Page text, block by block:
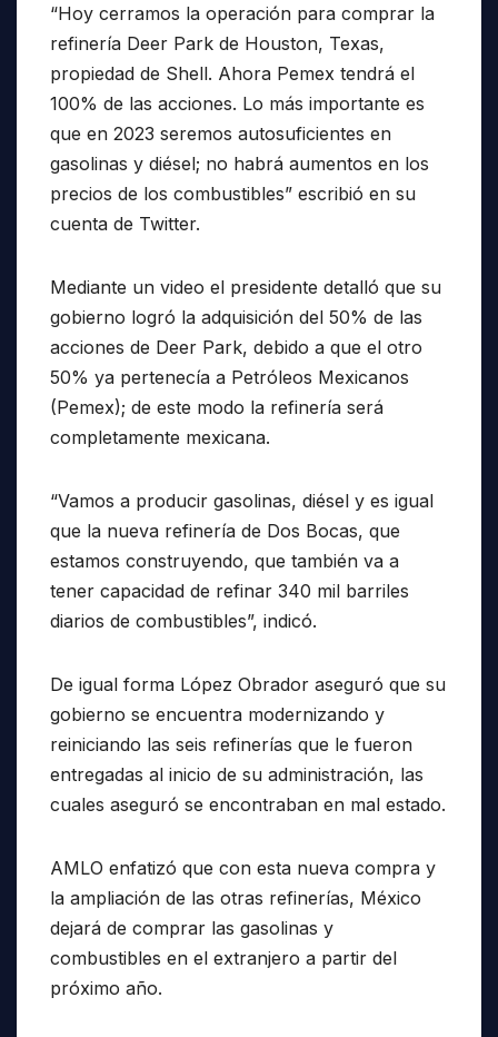
“Hoy cerramos la operación para comprar la
refinería Deer Park de Houston, Texas,
propiedad de Shell. Ahora Pemex tendrá el
100% de las acciones. Lo más importante es
que en 2023 seremos autosuficientes en
gasolinas y diésel; no habrá aumentos en los
precios de los combustibles” escribió en su
cuenta de Twitter.
Mediante un video el presidente detalló que su
gobierno logró la adquisición del 50% de las
acciones de Deer Park, debido a que el otro
50% ya pertenecía a Petróleos Mexicanos
(Pemex); de este modo la refinería será
completamente mexicana.
“Vamos a producir gasolinas, diésel y es igual
que la nueva refinería de Dos Bocas, que
estamos construyendo, que también va a
tener capacidad de refinar 340 mil barriles
diarios de combustibles”, indicó.
De igual forma López Obrador aseguró que su
gobierno se encuentra modernizando y
reiniciando las seis refinerías que le fueron
entregadas al inicio de su administración, las
cuales aseguró se encontraban en mal estado.
AMLO enfatizó que con esta nueva compra y
la ampliación de las otras refinerías, México
dejará de comprar las gasolinas y
combustibles en el extranjero a partir del
próximo año.